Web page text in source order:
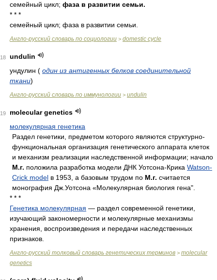
семейный цикл; фаза в развитии семьи.
* * *
семейный цикл; фаза в развитии семьи.
Англо-русский словарь по социологии > domestic cycle
18
undulin
ундулин ( один из антигенных белков соединительной
ткани)
Англо-русский словарь по иммунологии > undulin
19
molecular genetics
молекулярная генетика
Раздел генетики, предметом которого являются структурно-
функциональная организация генетического аппарата клеток
и механизм реализации наследственной информации; начало
М.г. положила разработка модели ДНК Уотсона-Крика Watson-
Crick model в 1953, а базовым трудом по М.г. считается
монография Дж.Уотсона «Молекулярная биология гена".
* * *
Генетика молекулярная — раздел современной генетики,
изучающий закономерности и молекулярные механизмы
хранения, воспроизведения и передачи наследственных
признаков.
Англо-русский толковый словарь генетических терминов > molecular
genetics